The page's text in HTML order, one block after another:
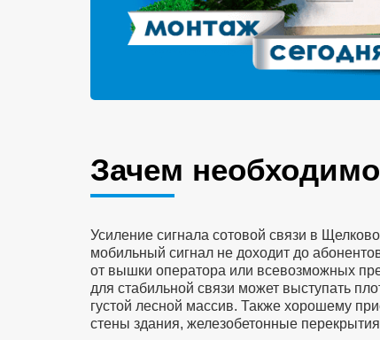
Зачем
Усиление сигнала сотовой связи в
мобильный сигнал не доходит до
от вышки оператора или всевозможных
для стабильной связи может выступать
густой лесной массив. Также хорошему
стены здания, железобетонные